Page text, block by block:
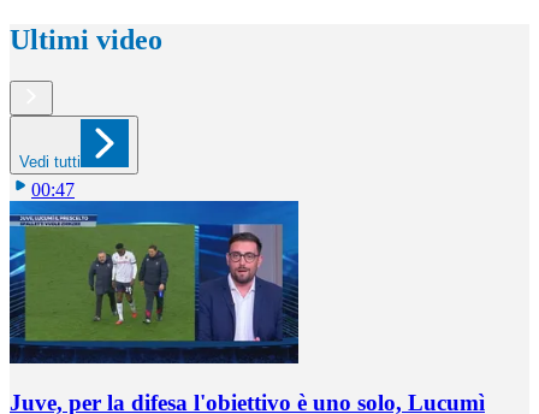
Ultimi video
Vedi tutti
00:47
Juve, per la difesa l'obiettivo è uno solo, Lucumì